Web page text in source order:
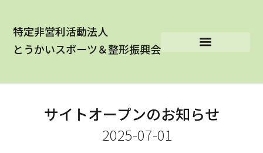
特定非営利活動法人
とうかいスポーツ＆整形振興会
サイトオープンのお知らせ
2025-07-01